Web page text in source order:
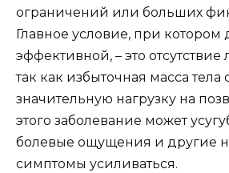
ограничений или больших
Главное условие, при котором
эффективной, – это
так как избыточная масса тела
значительную нагрузку на
этого заболевание может
болевые ощущения и другие
симптомы усиливаться.